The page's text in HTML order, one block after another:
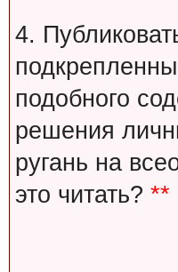
4.
подобного
решения
ругань на
это читать? **